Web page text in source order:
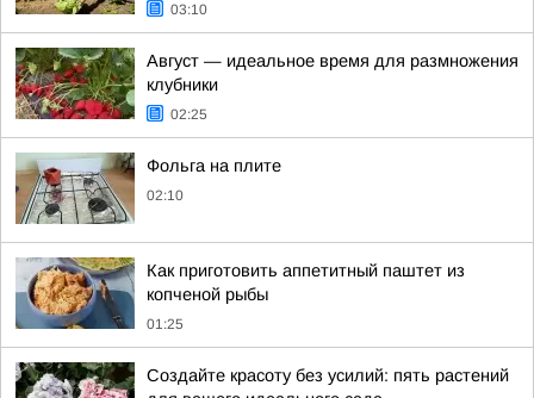
03:10
Август — идеальное время для размножения
клубники
02:25
Фольга на плите
02:10
Как приготовить аппетитный паштет из
копченой рыбы
01:25
Создайте красоту без усилий: пять растений